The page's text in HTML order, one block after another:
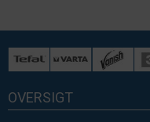
OVERSIGT